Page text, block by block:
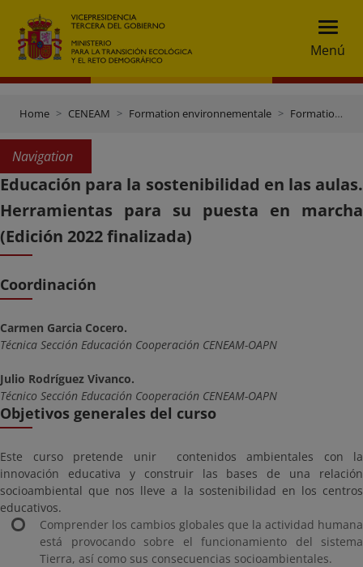
Menú
Home CENEAM Formation environnementale Formation CENEAM
Navigation
Educación para la sostenibilidad en las aulas.
Herramientas para su puesta en marcha
(Edición 2022 finalizada)
Coordinación
Carmen Garcia Cocero.
Técnica Sección Educación Cooperación CENEAM-OAPN
Julio Rodríguez Vivanco.
Técnico Sección Educación Cooperación CENEAM-OAPN
Objetivos generales del curso
Este curso pretende unir contenidos ambientales con la
innovación educativa y construir las bases de una relación
socioambiental que nos lleve a la sostenibilidad en los centros
educativos.
Comprender los cambios globales que la actividad humana
está provocando sobre el funcionamiento del sistema
Tierra, así como sus consecuencias socioambientales.